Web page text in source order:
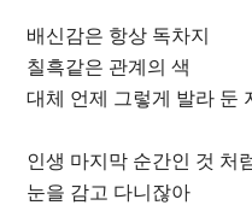
배신감은 항상 독차지
칠흑같은 관계의 색
대체 언제 그렇게 발라 둔
인생 마지막 순간인 것 처
눈을 감고 다니잖아